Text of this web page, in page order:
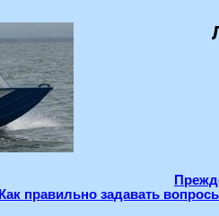
Как правильно задавать